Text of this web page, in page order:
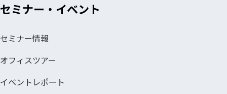
セミナー・イベント
セミナー情報
オフィスツアー
イベントレポート